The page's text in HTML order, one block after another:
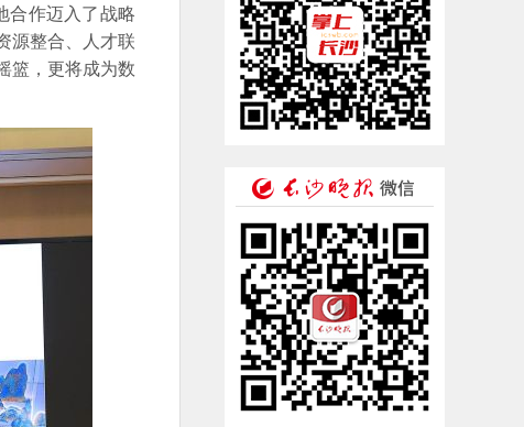
合作迈入了战略
源整合、人才联
篮，更将成为数